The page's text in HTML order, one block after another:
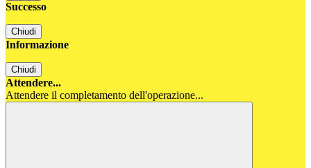
Successo
Chiudi
Informazione
Chiudi
Attendere...
Attendere il completamento dell'operazione...